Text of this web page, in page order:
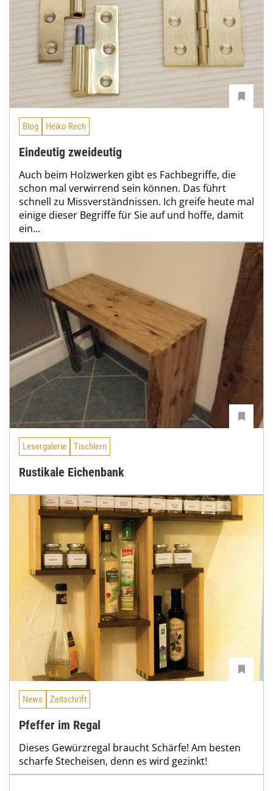
Blog Heiko Rech
Eindeutig zweideutig
Auch beim Holzwerken gibt es Fachbegriffe, die
schon mal verwirrend sein können. Das führt
schnell zu Missverständnissen. Ich greife heute mal
einige dieser Begriffe für Sie auf und hoffe, damit
ein...
Lesergalerie Tischlern
Rustikale Eichenbank
News Zeitschrift
Pfeffer im Regal
Dieses Gewürzregal braucht Schärfe! Am besten
scharfe Stecheisen, denn es wird gezinkt!